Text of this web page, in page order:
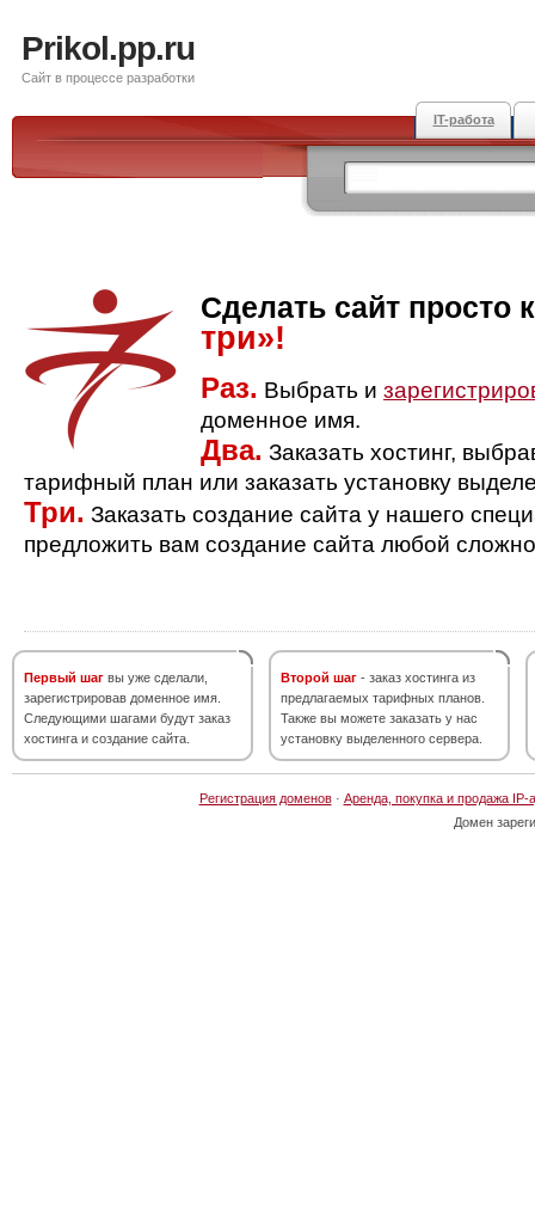
Prikol.pp.ru
Сайт в процессе разработки
IT-работа
Сделать сайт просто
три»!
Раз. Выбрать и
доменное имя.
Два. Заказать хостинг,
тарифный план или заказать установку
Три. Заказать создание сайта у нашего
предложить вам создание сайта любой
Первый шаг вы уже сделали,
зарегистрировав доменное имя.
Следующими шагами будут заказ
хостинга и создание сайта.
Второй шаг - заказ хостинга из
предлагаемых тарифных планов.
Также вы можете заказать у нас
установку выделенного сервера.
Регистрация доменов· Аренда, покупка и продажа IP-
Домен